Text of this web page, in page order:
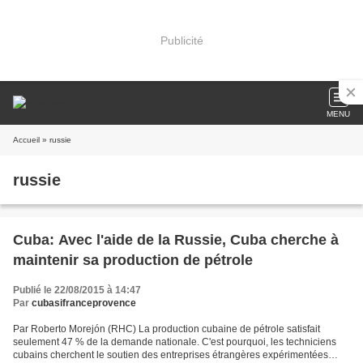
Publicité
MENU
Accueil » russie
russie
Cuba: Avec l'aide de la Russie, Cuba cherche à
maintenir sa production de pétrole
Publié le 22/08/2015 à 14:47
Par cubasifranceprovence
Par Roberto Morejón (RHC) La production cubaine de pétrole satisfait
seulement 47 % de la demande nationale. C'est pourquoi, les techniciens
cubains cherchent le soutien des entreprises étrangères expérimentées